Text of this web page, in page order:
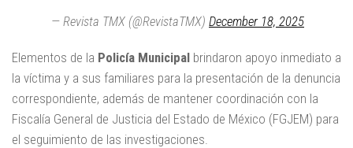
— Revista TMX (@RevistaTMX) December 18, 2025
Elementos de la Policía Municipal brindaron apoyo inmediato a
la víctima y a sus familiares para la presentación de la denuncia
correspondiente, además de mantener coordinación con la
Fiscalía General de Justicia del Estado de México (FGJEM) para
el seguimiento de las investigaciones.